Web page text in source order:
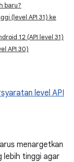
baru?
(level API 31) ke
12 (API level 31)
API 30)
level API
menargetkan
lebih tinggi agar